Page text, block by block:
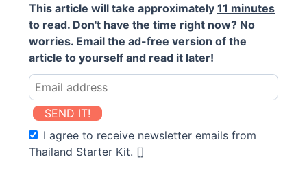
This article will take approximately 11 minutes
to read. Don't have the time right now? No
worries. Email the ad-free version of the
article to yourself and read it later!
SEND IT!
I agree to receive newsletter emails from
Thailand Starter Kit. []